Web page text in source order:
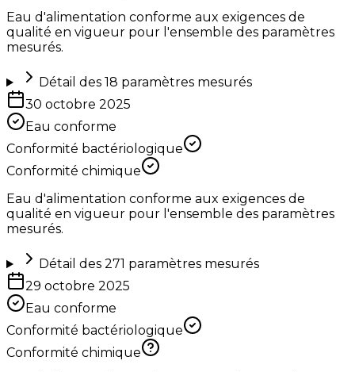
Eau d'alimentation conforme aux exigences de
qualité en vigueur pour l'ensemble des paramètres
mesurés.
Détail des 18 paramètres mesurés
30 octobre 2025
Eau conforme
Conformité bactériologique
Conformité chimique
Eau d'alimentation conforme aux exigences de
qualité en vigueur pour l'ensemble des paramètres
mesurés.
Détail des 271 paramètres mesurés
29 octobre 2025
Eau conforme
Conformité bactériologique
Conformité chimique